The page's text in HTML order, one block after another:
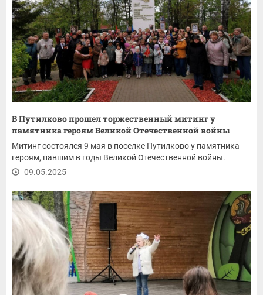
В Путилково прошел торжественный митинг у
памятника героям Великой Отечественной войны
Митинг состоялся 9 мая в поселке Путилково у памятника
героям, павшим в годы Великой Отечественной войны.
09.05.2025